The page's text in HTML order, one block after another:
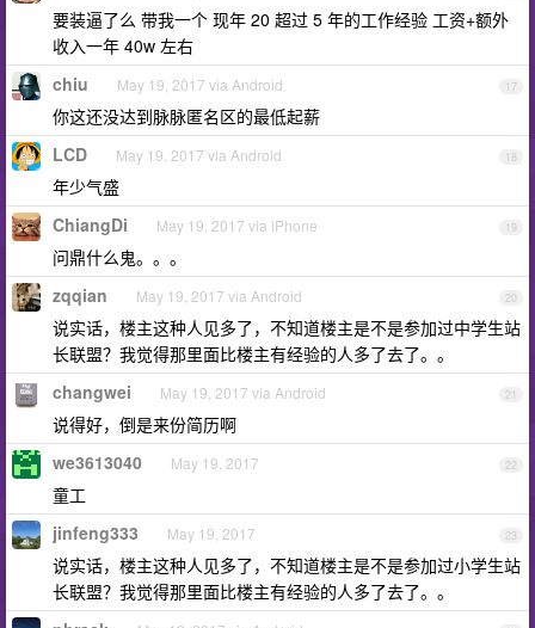
要装逼了么 带我一个 现年 20 超过 5 年的工作经验 工资+额外
收入一年 40w 左右
17
chiu May 19, 2017 via Android
你这还没达到脉脉匿名区的最低起薪
18
LCD May 19, 2017 via Android
年少气盛
19
ChiangDi May 19, 2017 via iPhone
问鼎什么鬼。。。
20
zqqian May 19, 2017 via Android
说实话，楼主这种人见多了，不知道楼主是不是参加过中学生站
长联盟？我觉得那里面比楼主有经验的人多了去了。。
21
changwei May 19, 2017 via Android
说得好，倒是来份简历啊
22
we3613040 May 19, 2017
童工
23
jinfeng333 May 19, 2017
说实话，楼主这种人见多了，不知道楼主是不是参加过小学生站
长联盟？我觉得那里面比楼主有经验的人多了去了。。